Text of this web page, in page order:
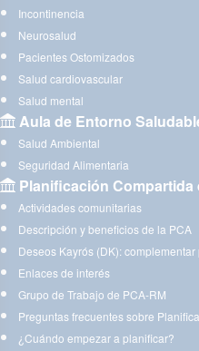
Incontinencia
Neurosalud
Pacientes Ostomizados
Salud cardiovascular
Salud mental
Aula de Entorno
Salud Ambiental
Seguridad Alimentaria
Planificación Compartida
Actividades comunitarias
Descripción y beneficios de la PCA
Deseos Kayrós (DK):
Enlaces de interés
Grupo de Trabajo de PCA-RM
Preguntas frecuentes sobre
¿Cuándo empezar a planificar?